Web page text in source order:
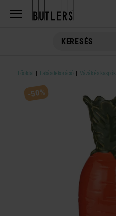
Főoldal Lakásdekoráció Vázák és kaspók
-50%